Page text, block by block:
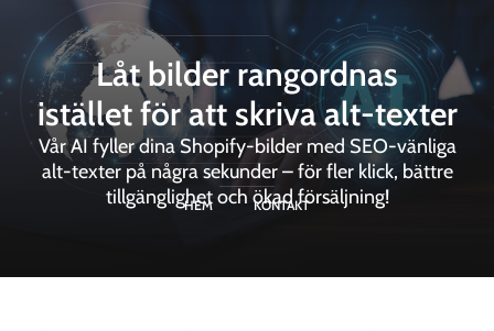
Låt bilder rangordnas
istället för att skriva alt-texter
Vår AI fyller dina Shopify-bilder med SEO-vänliga
alt-texter på några sekunder – för fler klick, bättre
tillgänglighet och ökad försäljning!
HEM KONTAKT